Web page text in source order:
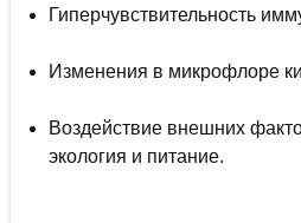
Гиперчувствительность
Изменения в микрофлоре
Воздействие внешних
экология и питание.